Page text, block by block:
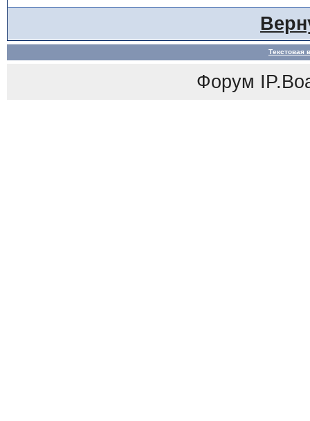
Текстовая
Форум